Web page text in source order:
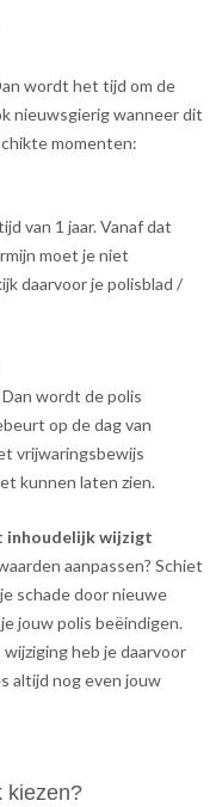
wordt het tijd om de
nieuwsgierig wanneer dit
momenten:
van 1 jaar. Vanaf dat
moet je niet
daarvoor je polisblad /
wordt de polis
op de dag van
vrijwaringsbewijs
kunnen laten zien.
inhoudelijk wijzigt
aanpassen? Schiet
schade door nieuwe
jouw polis beëindigen.
heb je daarvoor
altijd nog even jouw
kiezen?